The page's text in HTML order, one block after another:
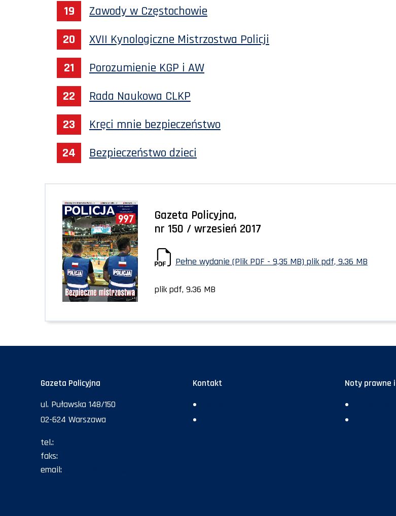
Zawody w Częstochowie
XVII Kynologiczne Mistrzostwa Policji
Porozumienie KGP i AW
Rada Naukowa CLKP
Kręci mnie bezpieczeństwo
Bezpieczeństwo dzieci
Gazeta Policyjna,
nr 150 / wrzesień 2017
Pełne wydanie (Plik PDF - 9,35 MB) plik pdf, 9.36 MB
plik pdf, 9.36 MB
Gazeta Policyjna
ul. Puławska 148/150
02-624 Warszawa
tel.:
faks:
email:
Kontakt Noty prawne